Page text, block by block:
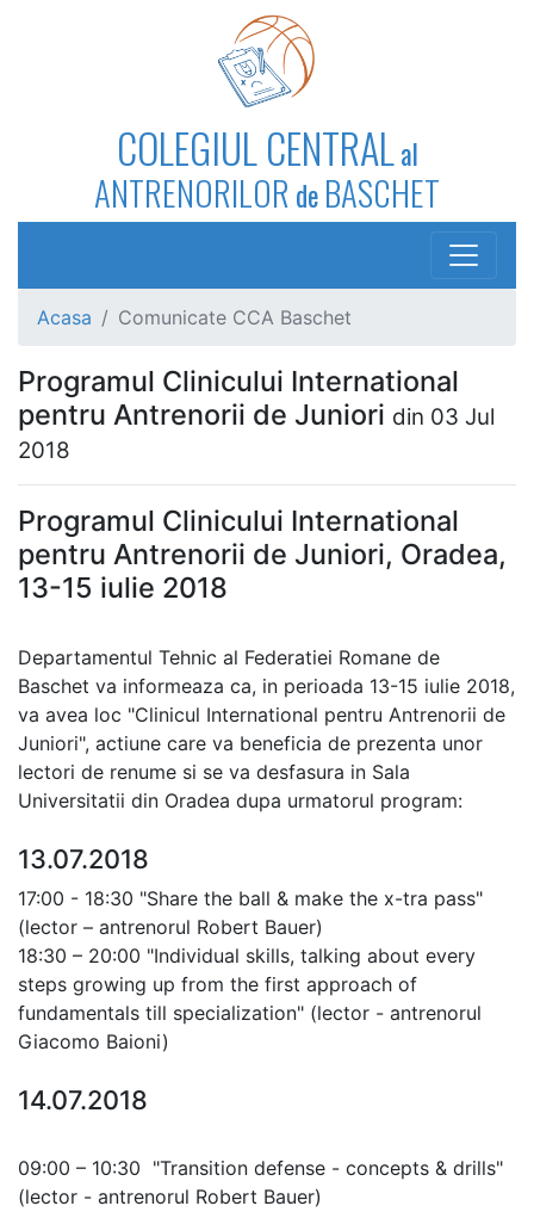
COLEGIUL CENTRALal
ANTRENORILOR de BASCHET
Acasa Comunicate CCA Baschet
Programul Clinicului International
pentru Antrenorii de Juniori din 03 Jul
2018
Programul Clinicului International
pentru Antrenorii de Juniori, Oradea,
13-15 iulie 2018
Departamentul Tehnic al Federatiei Romane de
Baschet va informeaza ca, in perioada 13-15 iulie 2018,
va avea loc "Clinicul International pentru Antrenorii de
Juniori", actiune care va beneficia de prezenta unor
lectori de renume si se va desfasura in Sala
Universitatii din Oradea dupa urmatorul program:
13.07.2018
17:00 - 18:30 "Share the ball & make the x-tra pass"
(lector – antrenorul Robert Bauer)
18:30 – 20:00 "Individual skills, talking about every
steps growing up from the first approach of
fundamentals till specialization" (lector - antrenorul
Giacomo Baioni)
14.07.2018
09:00 – 10:30 "Transition defense - concepts & drills"
(lector - antrenorul Robert Bauer)